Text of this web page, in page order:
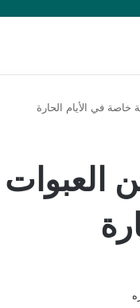
خاصة في الأيام الحارة